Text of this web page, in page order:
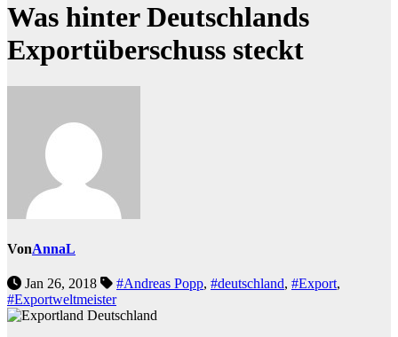
Was hinter Deutschlands
Exportüberschuss steckt
VonAnnaL
Jan 26, 2018 #Andreas Popp, #deutschland, #Export,
#Exportweltmeister